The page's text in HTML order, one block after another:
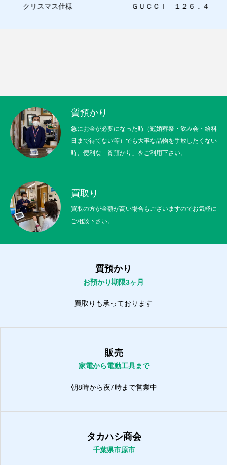
クリスマス仕様 ＧＵＣＣＩ １２６．４
質預かり
急にお金が必要になった時（冠婚葬祭・飲み会・給料
日まで待てない等）でも大事な品物を手放したくない
時、便利な「質預かり」をご利用下さい。
買取り
買取の方が金額が高い場合もございますのでお気軽に
ご相談下さい。
質預かり
お預かり期限3ヶ月
買取りも承っております
販売
家電から電動工具まで
朝8時から夜7時まで営業中
タカハシ商会
千葉県市原市